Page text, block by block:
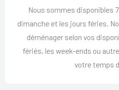
Nous sommes disponibles
dimanche et les jours féries.
déménager selon vos
fériés, les week-ends ou
votre temps